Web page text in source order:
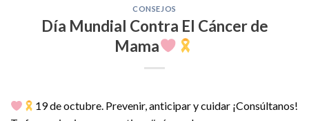
CONSEJOS
Día Mundial Contra El Cáncer de
Mama
19 de octubre. Prevenir, anticipar y cuidar ¡Consúltanos!